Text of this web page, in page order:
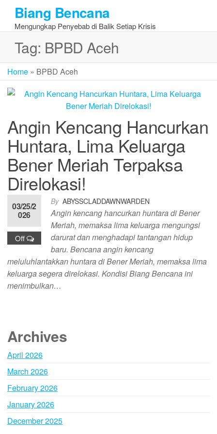
the
content
Biang Bencana
Mengungkap Penyebab di Balik Setiap Krisis
Tag: BPBD Aceh
Home » BPBD Aceh
Angin Kencang Hancurkan
Huntara, Lima Keluarga
Bener Meriah Terpaksa
Direlokasi!
By ABYSSCLADDAWNWARDEN
03/25/2
026
Off
Angin kencang hancurkan huntara di Bener
Meriah, memaksa lima keluarga mengungsi
darurat dan menghadapi tantangan hidup
baru. Bencana angin kencang
meluluhlantakkan huntara di Bener Meriah, memaksa lima
keluarga segera direlokasi. Kondisi Biang Bencana ini
menimbulkan…
Archives
April 2026
March 2026
February 2026
January 2026
December 2025